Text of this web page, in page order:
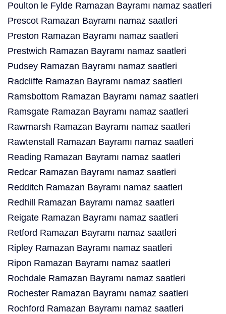
Poulton le Fylde Ramazan Bayramı namaz saatleri
Prescot Ramazan Bayramı namaz saatleri
Preston Ramazan Bayramı namaz saatleri
Prestwich Ramazan Bayramı namaz saatleri
Pudsey Ramazan Bayramı namaz saatleri
Radcliffe Ramazan Bayramı namaz saatleri
Ramsbottom Ramazan Bayramı namaz saatleri
Ramsgate Ramazan Bayramı namaz saatleri
Rawmarsh Ramazan Bayramı namaz saatleri
Rawtenstall Ramazan Bayramı namaz saatleri
Reading Ramazan Bayramı namaz saatleri
Redcar Ramazan Bayramı namaz saatleri
Redditch Ramazan Bayramı namaz saatleri
Redhill Ramazan Bayramı namaz saatleri
Reigate Ramazan Bayramı namaz saatleri
Retford Ramazan Bayramı namaz saatleri
Ripley Ramazan Bayramı namaz saatleri
Ripon Ramazan Bayramı namaz saatleri
Rochdale Ramazan Bayramı namaz saatleri
Rochester Ramazan Bayramı namaz saatleri
Rochford Ramazan Bayramı namaz saatleri